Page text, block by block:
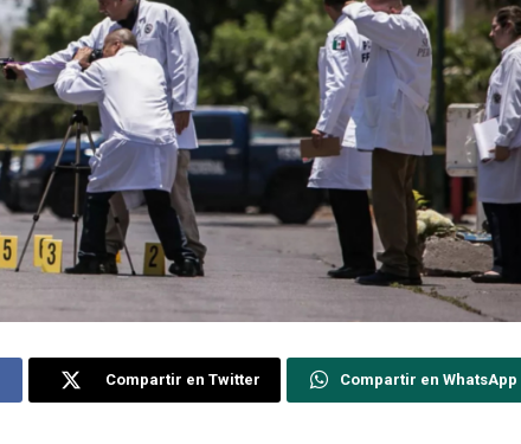
Compartir en Twitter Compartir en WhatsApp